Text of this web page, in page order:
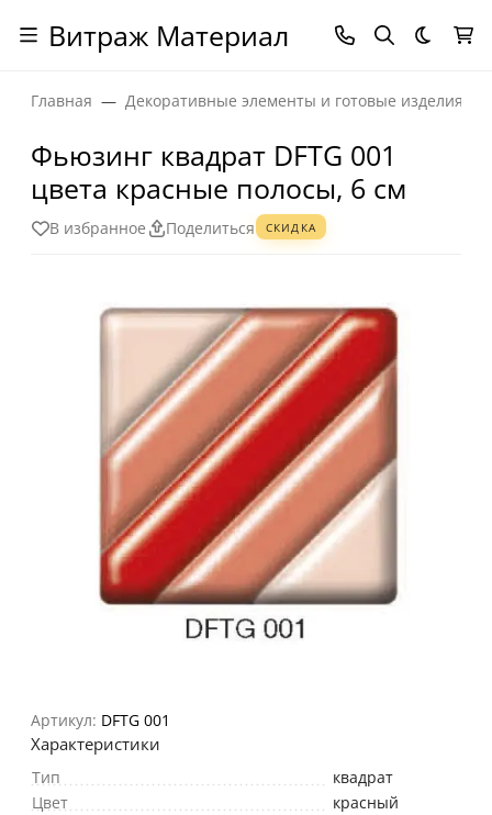
Витраж Материал Темная
Главная Декоративные элементы и готовые изделия
Фьюзинг квадрат DFTG 001
цвета красные полосы, 6 см
В избранное Поделиться СКИДКА
Артикул: DFTG 001
Характеристики
Тип
квадрат
Цвет
красный